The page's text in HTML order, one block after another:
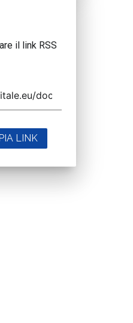
il link RSS
LINK